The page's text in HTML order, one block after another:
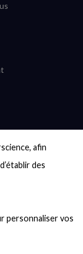
afin
des
personnaliser vos
»
: la